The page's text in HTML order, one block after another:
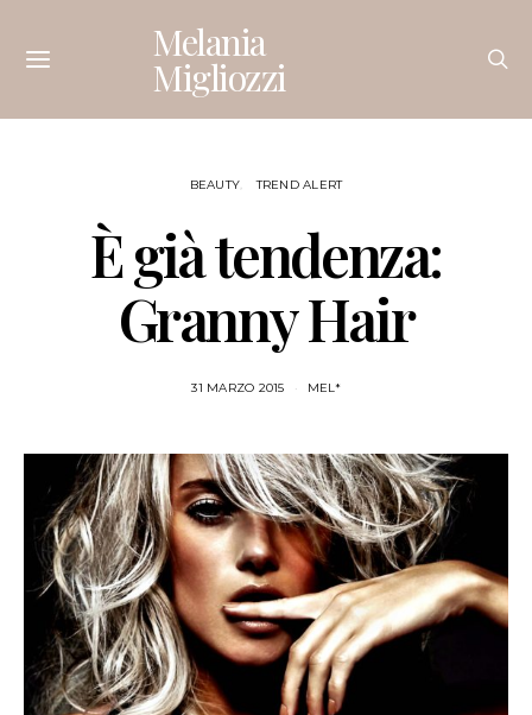
Melania
Migliozzi
BEAUTY TREND ALERT
È già tendenza:
Granny Hair
31 MARZO 2015 MEL*